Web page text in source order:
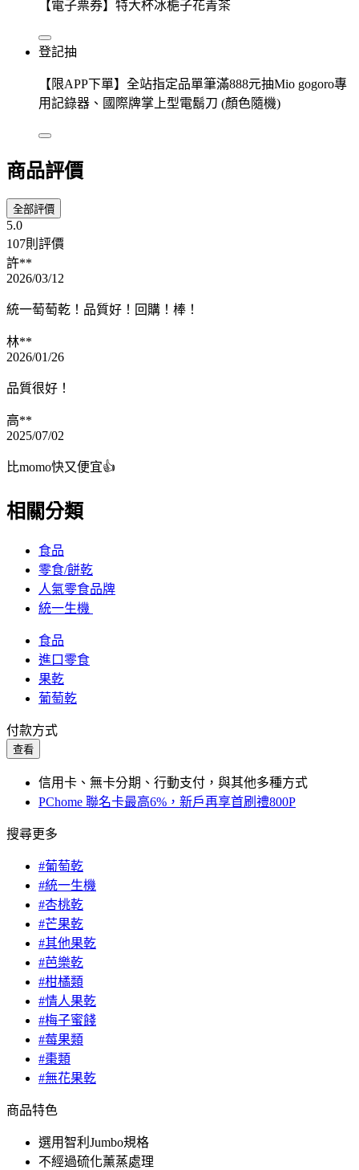
【電子票券】特大杯冰梔子花青茶
登記抽
【限APP下單】全站指定品單筆滿888元抽Mio gogoro專
用記錄器、國際牌掌上型電鬍刀 (顏色隨機)
商品評價
全部評價
5.0
107則評價
許**
2026/03/12
統一萄萄乾！品質好！回購！棒！
林**
2026/01/26
品質很好！
高**
2025/07/02
比momo快又便宜👍
相關分類
食品
零食/餅乾
人氣零食品牌
統一生機
食品
進口零食
果乾
葡萄乾
付款方式
查看
信用卡、無卡分期、行動支付，與其他多種方式
PChome 聯名卡最高6%，新戶再享首刷禮800P
搜尋更多
#葡萄乾
#統一生機
#杏桃乾
#芒果乾
#其他果乾
#芭樂乾
#柑橘類
#情人果乾
#梅子蜜餞
#莓果類
#棗類
#無花果乾
商品特色
選用智利Jumbo規格
不經過硫化薰蒸處理